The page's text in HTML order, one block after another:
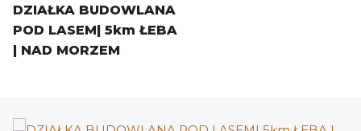
DZIAŁKA BUDOWLANA
POD LASEM| 5km ŁEBA
| NAD MORZEM